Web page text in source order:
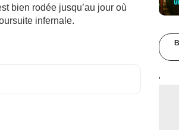
bien rodée jusqu’au jour où
infernale.
'